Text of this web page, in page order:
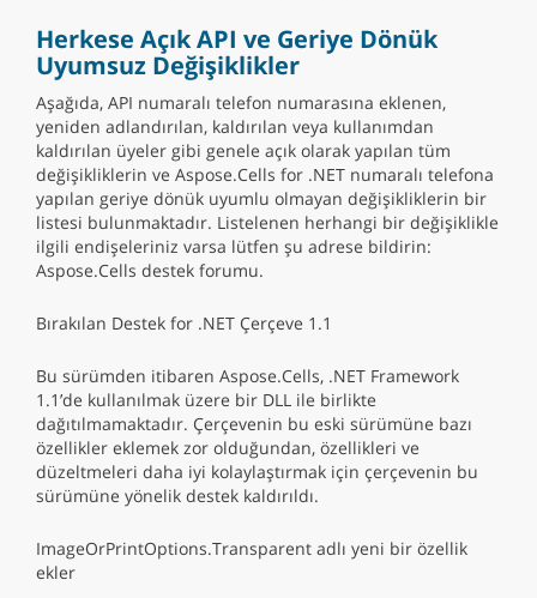
Herkese Açık API ve Geriye Dönük
Uyumsuz Değişiklikler
Aşağıda, API numaralı telefon numarasına eklenen,
yeniden adlandırılan, kaldırılan veya kullanımdan
kaldırılan üyeler gibi genele açık olarak yapılan tüm
değişikliklerin ve Aspose.Cells for .NET numaralı telefona
yapılan geriye dönük uyumlu olmayan değişikliklerin bir
listesi bulunmaktadır. Listelenen herhangi bir değişiklikle
ilgili endişeleriniz varsa lütfen şu adrese bildirin:
Aspose.Cells destek forumu.
Bırakılan Destek for .NET Çerçeve 1.1
Bu sürümden itibaren Aspose.Cells, .NET Framework
1.1’de kullanılmak üzere bir DLL ile birlikte
dağıtılmamaktadır. Çerçevenin bu eski sürümüne bazı
özellikler eklemek zor olduğundan, özellikleri ve
düzeltmeleri daha iyi kolaylaştırmak için çerçevenin bu
sürümüne yönelik destek kaldırıldı.
ImageOrPrintOptions.Transparent adlı yeni bir özellik
ekler